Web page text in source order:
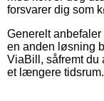
forsvarer dig som
Generelt
en anden løsning
ViaBill, såfremt du
et længere tidsrum.